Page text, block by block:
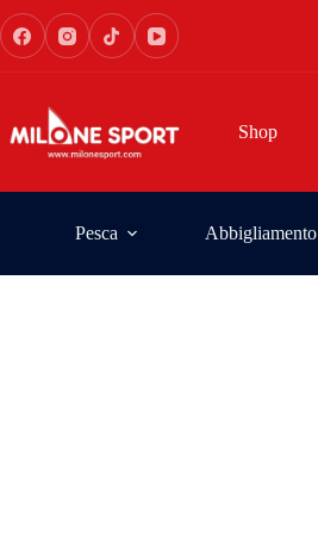
Shop
Pesca Abbigliamento